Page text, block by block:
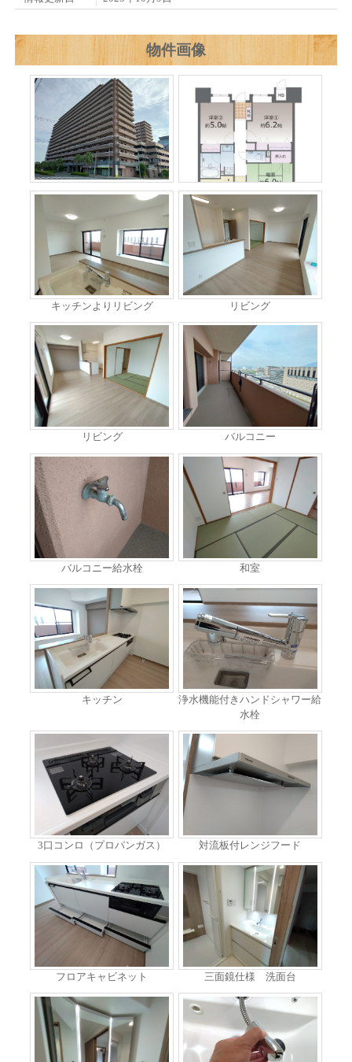
物件画像
キッチンよりリビング リビング
リビング バルコニー
バルコニー給水栓 和室
キッチン
浄水機能付きハンドシャワー給
水栓
3口コンロ（プロパンガス） 対流板付レンジフード
フロアキャビネット 三面鏡仕様 洗面台